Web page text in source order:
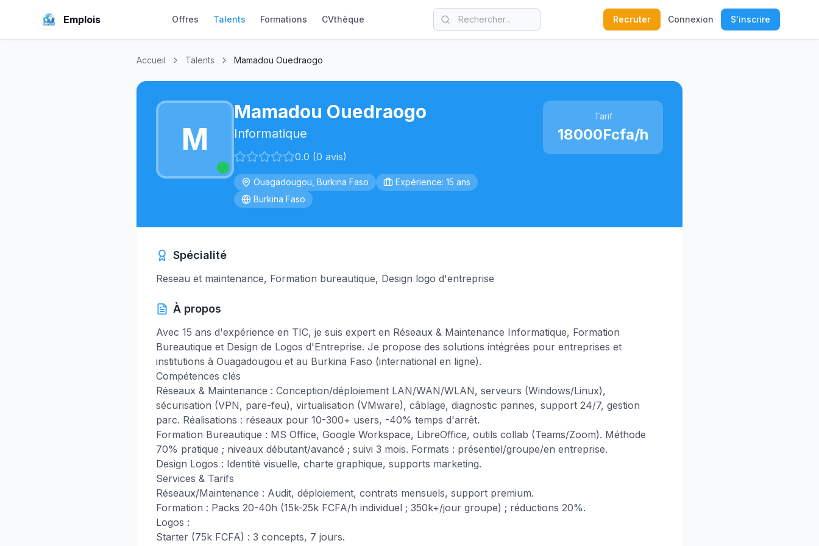
Emplois Offres Talents Formations CVthèque Recruter Connexion S'inscrire
Accueil Talents Mamadou Ouedraogo
M
Mamadou Ouedraogo
Informatique
0.0 (0 avis)
Ouagadougou, Burkina Faso
Expérience: 15 ans
Burkina Faso
Tarif
18000Fcfa/h
Spécialité
Reseau et maintenance, Formation bureautique, Design logo d'entreprise
À propos
Avec 15 ans d'expérience en TIC, je suis expert en Réseaux & Maintenance Informatique, Formation
Bureautique et Design de Logos d'Entreprise. Je propose des solutions intégrées pour entreprises et
institutions à Ouagadougou et au Burkina Faso (international en ligne).
Compétences clés
Réseaux & Maintenance : Conception/déploiement LAN/WAN/WLAN, serveurs (Windows/Linux),
sécurisation (VPN, pare-feu), virtualisation (VMware), câblage, diagnostic pannes, support 24/7, gestion
parc. Réalisations : réseaux pour 10-300+ users, -40% temps d'arrêt.
Formation Bureautique : MS Office, Google Workspace, LibreOffice, outils collab (Teams/Zoom). Méthode
70% pratique ; niveaux débutant/avancé ; suivi 3 mois. Formats : présentiel/groupe/en entreprise.
Design Logos : Identité visuelle, charte graphique, supports marketing.
Services & Tarifs
Réseaux/Maintenance : Audit, déploiement, contrats mensuels, support premium.
Formation : Packs 20-40h (15k-25k FCFA/h individuel ; 350k+/jour groupe) ; réductions 20%.
Logos :
Starter (75k FCFA) : 3 concepts, 7 jours.